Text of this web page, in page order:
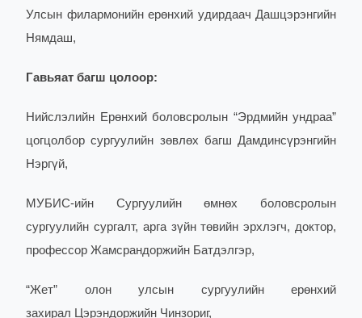
Улсын филармонийн ерөнхий удирдаач Дашцэрэнгийн
Нямдаш,
Гавьяат багш цолоор:
Нийслэлийн Ерөнхий боловсролын “Эрдмийн ундраа”
цогцолбор сургуулийн зөвлөх багш Дамдинсүрэнгийн
Нэргүй,
МУБИС-ийн Сургуулийн өмнөх боловсролын
сургуулийн сургалт, арга зүйн төвийн эрхлэгч, доктор,
профессор Жамсрандоржийн Батдэлгэр,
“Жет” олон улсын сургуулийн ерөнхий
захирал Цэрэндоржийн Чинзориг,